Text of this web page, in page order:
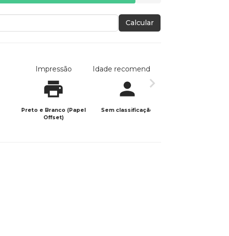
Calcular
Impressão
Preto e Branco (Papel
Offset)
Idade recomendada
Sem classificação